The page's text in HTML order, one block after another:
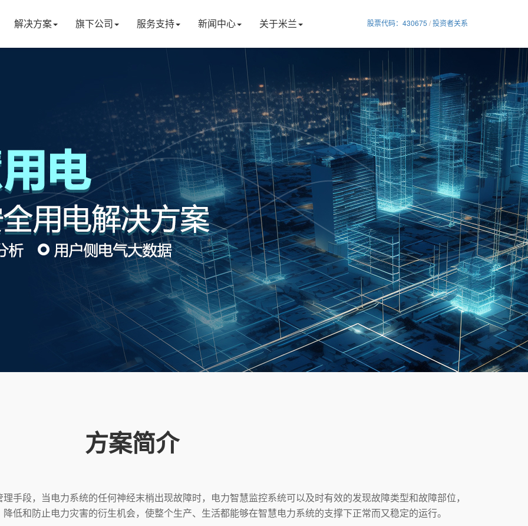
解决方案 旗下公司 服务支持 新闻中心 关于米兰 股票代码：430675 /投资者关系
方案简介
段，当电力系统的任何神经末梢出现故障时，电力智慧监控系统可以及时有效的发现故障类型和故障部位，
低和防止电力灾害的衍生机会，使整个生产、生活都能够在智慧电力系统的支撑下正常而又稳定的运行。